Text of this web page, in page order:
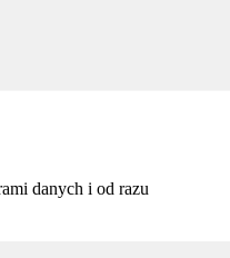
danych i od razu